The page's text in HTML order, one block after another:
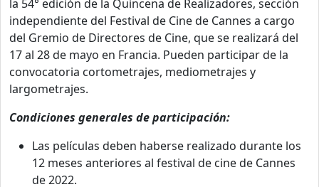
la 54° edición de la Quincena de Realizadores, sección
independiente del Festival de Cine de Cannes a cargo
del Gremio de Directores de Cine, que se realizará del
17 al 28 de mayo en Francia. Pueden participar de la
convocatoria cortometrajes, mediometrajes y
largometrajes.
Condiciones generales de participación:
Las películas deben haberse realizado durante los
12 meses anteriores al festival de cine de Cannes
de 2022.